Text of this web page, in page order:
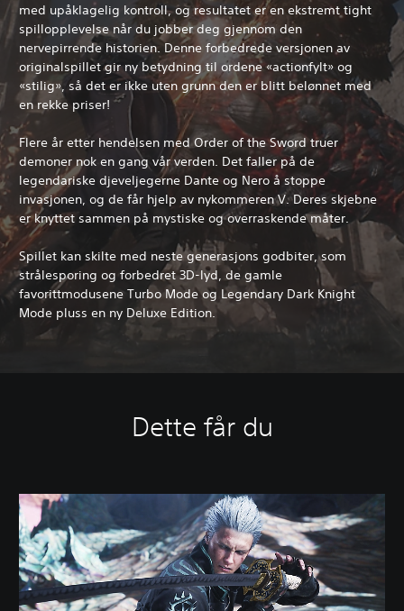
med upåklagelig kontroll, og resultatet er en ekstremt tight
spillopplevelse når du jobber deg gjennom den
nervepirrende historien. Denne forbedrede versjonen av
originalspillet gir ny betydning til ordene «actionfylt» og
«stilig», så det er ikke uten grunn den er blitt belønnet med
en rekke priser!
Flere år etter hendelsen med Order of the Sword truer
demoner nok en gang vår verden. Det faller på de
legendariske djeveljegerne Dante og Nero å stoppe
invasjonen, og de får hjelp av nykommeren V. Deres skjebne
er knyttet sammen på mystiske og overraskende måter.
Spillet kan skilte med neste generasjons godbiter, som
strålesporing og forbedret 3D-lyd, de gamle
favorittmodusene Turbo Mode og Legendary Dark Knight
Mode pluss en ny Deluxe Edition.
Dette får du